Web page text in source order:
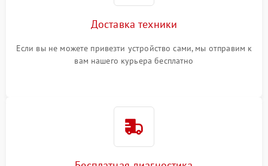
Доставка техники
Если вы не можете привезти устройство сами, мы отправим к
вам нашего курьера бесплатно